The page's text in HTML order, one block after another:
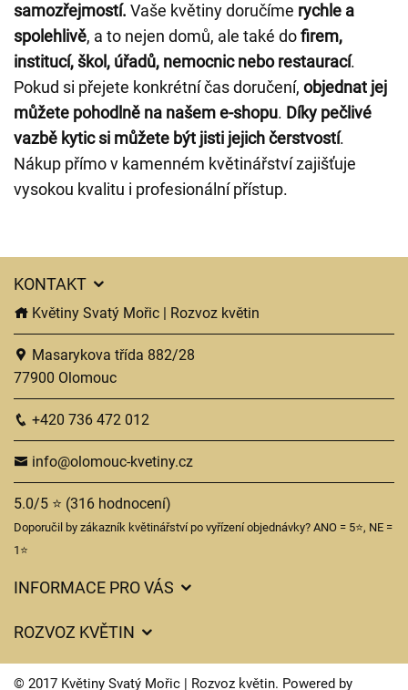
samozřejmostí. Vaše květiny doručíme rychle a
spolehlivě, a to nejen domů, ale také dofirem,
institucí, škol, úřadů, nemocnic nebo restaurací.
Pokud si přejete konkrétní čas doručení, objednat jej
můžete pohodlně na našem e-shopu. Díky pečlivé
vazbě kytic si můžete být jisti jejich čerstvostí.
Nákup přímo v kamenném květinářství zajišťuje
vysokou kvalitu i profesionální přístup.
KONTAKT
Květiny Svatý Mořic | Rozvoz květin
Masarykova třída 882/28
77900 Olomouc
+420 736 472 012
info@olomouc-kvetiny.cz
5.0/5 ⭐ (316 hodnocení)
Doporučil by zákazník květinářství po vyřízení objednávky? ANO = 5⭐, NE =
1⭐
INFORMACE PRO VÁS
Často kladené dotazy
ROZVOZ KVĚTIN
Ceny za doručení
© 2017 Květiny Svatý Mořic | Rozvoz květin. Powered by